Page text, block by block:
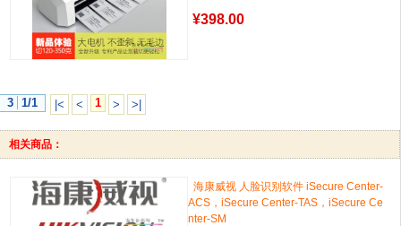
¥398.00
3 1/1 |< < 1 > >|
相关商品：
海康威视 人脸识别软件 iSecure Center-
ACS，iSecure Center-TAS，iSecure Ce
nter-SM